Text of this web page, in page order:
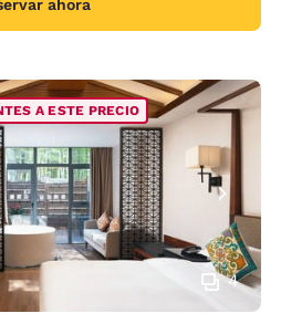
ahora
4
A ESTE PRECIO